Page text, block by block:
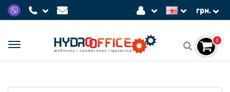
грн.
0